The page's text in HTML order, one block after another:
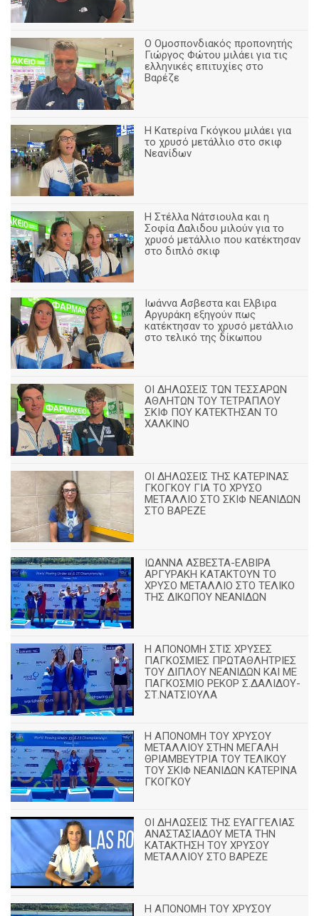
Ο Ομοσπονδιακός προπονητής
Γιώργος Φώτου μιλάει για τις
ελληνικές επιτυχίες στο
Βαρέζε
Η Κατερίνα Γκόγκου μιλάει για
το χρυσό μετάλλιο στο σκιφ
Νεανίδων
Η Στέλλα Νάτσιουλα και η
Σοφία Δαλιδου μιλούν για το
χρυσό μετάλλιο που κατέκτησαν
στο διπλό σκιφ
Ιωάννα Ασβεστα και Ελβιρα
Αργυράκη εξηγούν πως
κατέκτησαν το χρυσό μετάλλιο
στο τελικό της δίκωπου
ΟΙ ΔΗΛΩΣΕΙΣ ΤΩΝ ΤΕΣΣΑΡΩΝ
ΑΘΛΗΤΩΝ ΤΟΥ ΤΕΤΡΑΠΛΟΥ
ΣΚΙΦ ΠΟΥ ΚΑΤΕΚΤΗΣΑΝ ΤΟ
ΧΑΛΚΙΝΟ
ΟΙ ΔΗΛΩΣΕΙΣ ΤΗΣ ΚΑΤΕΡΙΝΑΣ
ΓΚΟΓΚΟΥ ΓΙΑ ΤΟ ΧΡΥΣΟ
ΜΕΤΑΛΛΙΟ ΣΤΟ ΣΚΙΦ ΝΕΑΝΙΔΩΝ
ΣΤΟ ΒΑΡΕΖΕ
ΙΩΑΝΝΑ ΑΣΒΕΣΤΑ-ΕΛΒΙΡΑ
ΑΡΓΥΡΑΚΗ ΚΑΤΑΚΤΟΥΝ ΤΟ
ΧΡΥΣΟ ΜΕΤΑΛΛΙΟ ΣΤΟ ΤΕΛΙΚΟ
ΤΗΣ ΔΙΚΩΠΟΥ ΝΕΑΝΙΔΩΝ
Η ΑΠΟΝΟΜΗ ΣΤΙΣ ΧΡΥΣΕΣ
ΠΑΓΚΟΣΜΙΕΣ ΠΡΩΤΑΘΛΗΤΡΙΕΣ
ΤΟΥ ΔΙΠΛΟΥ ΝΕΑΝΙΔΩΝ ΚΑΙ ΜΕ
ΠΑΓΚΟΣΜΙΟ ΡΕΚΟΡ Σ.ΔΑΛΙΔΟΥ-
ΣΤ.ΝΑΤΣΙΟΥΛΑ
Η ΑΠΟΝΟΜΗ ΤΟΥ ΧΡΥΣΟΥ
ΜΕΤΑΛΛΙΟΥ ΣΤΗΝ ΜΕΓΑΛΗ
ΘΡΙΑΜΒΕΥΤΡΙΑ ΤΟΥ ΤΕΛΙΚΟΥ
ΤΟΥ ΣΚΙΦ ΝΕΑΝΙΔΩΝ ΚΑΤΕΡΙΝΑ
ΓΚΟΓΚΟΥ
ΟΙ ΔΗΛΩΣΕΙΣ ΤΗΣ ΕΥΑΓΓΕΛΙΑΣ
ΑΝΑΣΤΑΣΙΑΔΟΥ ΜΕΤΑ ΤΗΝ
ΚΑΤΑΚΤΗΣΗ ΤΟΥ ΧΡΥΣΟΥ
ΜΕΤΑΛΛΙΟΥ ΣΤΟ ΒΑΡΕΖΕ
Η ΑΠΟΝΟΜΗ ΤΟΥ ΧΡΥΣΟΥ